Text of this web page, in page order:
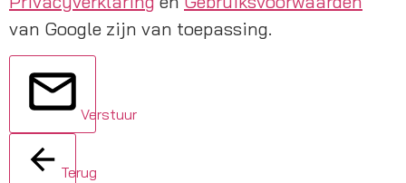
van Google zijn van toepassing.
Verstuur
Terug